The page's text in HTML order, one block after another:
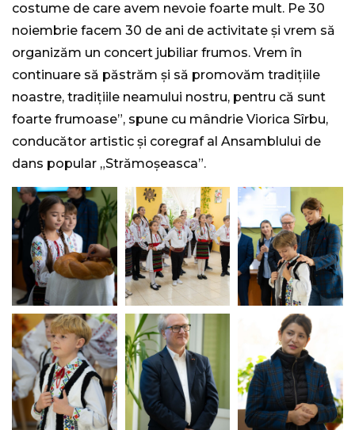
costume de care avem nevoie foarte mult. Pe 30
noiembrie facem 30 de ani de activitate și vrem să
organizăm un concert jubiliar frumos. Vrem în
continuare să păstrăm și să promovăm tradițiile
noastre, tradițiile neamului nostru, pentru că sunt
foarte frumoase”, spune cu mândrie Viorica Sîrbu,
conducător artistic și coregraf al Ansamblului de
dans popular „Strămoșeasca”.